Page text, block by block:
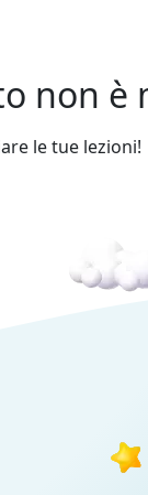
non è
le tue lezioni!